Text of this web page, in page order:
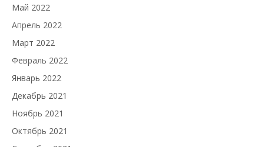
Май 2022
Апрель 2022
Март 2022
Февраль 2022
Январь 2022
Декабрь 2021
Ноябрь 2021
Октябрь 2021